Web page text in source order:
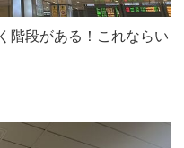
階段がある！これならい